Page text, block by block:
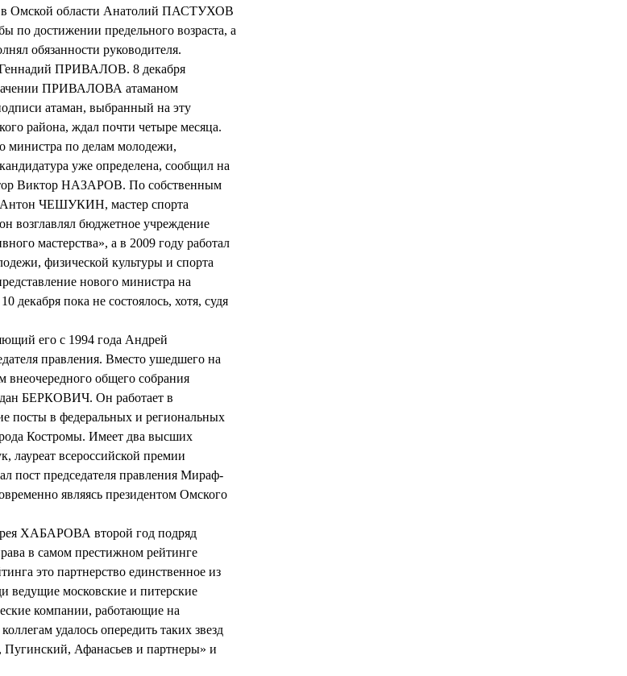
в Омской области Анатолий ПАСТУХОВ
по достижении предельного возраста, а
обязанности руководителя.
Геннадий ПРИВАЛОВ. 8 декабря
ПРИВАЛОВА атаманом
атаман, выбранный на эту
района, ждал почти четыре месяца.
министра по делам молодежи,
уже определена, сообщил на
Виктор НАЗАРОВ. По собственным
Антон ЧЕШУКИН, мастер спорта
возглавлял бюджетное учреждение
мастерства», а в 2009 году работал
физической культуры и спорта
нового министра на
декабря пока не состоялось, хотя, судя
его с 1994 года Андрей
правления. Вместо ушедшего на
общего собрания
БЕРКОВИЧ. Он работает в
посты в федеральных и региональных
Костромы. Имеет два высших
лауреат всероссийской премии
председателя правления Мираф-
являясь президентом Омского
ХАБАРОВА второй год подряд
в самом престижном рейтинге
это партнерство единственное из
ведущие московские и питерские
компании, работающие на
удалось опередить таких звезд
Афанасьев и партнеры» и